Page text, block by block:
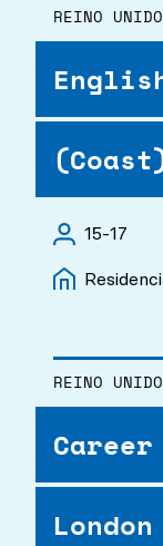
REINO UNIDO
15-17
REINO UNIDO
London